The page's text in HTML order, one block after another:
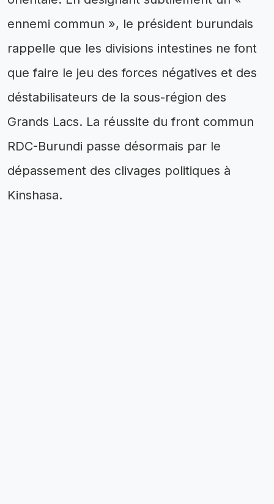
ennemi commun », le président burundais
rappelle que les divisions intestines ne font
que faire le jeu des forces négatives et des
déstabilisateurs de la sous-région des
Grands Lacs. La réussite du front commun
RDC-Burundi passe désormais par le
dépassement des clivages politiques à
Kinshasa.